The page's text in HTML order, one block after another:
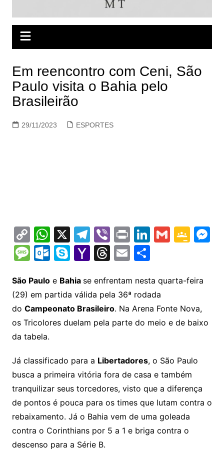
Em reencontro com Ceni, São
Paulo visita o Bahia pelo
Brasileirão
29/11/2023 ESPORTES
C
o
p
y
Li
n
k
W
h
at
s
A
p
p
X T
el
e
gr
a
m
Vi
b
er
Pr
in
t
Li
n
k
e
dI
n
G
l
G
gl
Cl
a
sr
o
o
m
M
M
s
s
a
g
O
lo
o
k.
m
S
y
p
e
Y
h
o
o
M
l
T
e
a
d
s
E
ai
l
S
ar
e
São Pauloe Bahia se enfrentam nesta quarta-feira
(29) em partida válida pela 36ª rodada
do Campeonato Brasileiro. Na Arena Fonte Nova,
os Tricolores duelam pela parte do meio e de baixo
da tabela.
Já classificado para a Libertadores, o São Paulo
busca a primeira vitória fora de casa e também
tranquilizar seus torcedores, visto que a diferença
de pontos é pouca para os times que lutam contra o
rebaixamento. Já o Bahia vem de uma goleada
contra o Corinthians por 5 a 1 e briga contra o
descenso para a Série B.